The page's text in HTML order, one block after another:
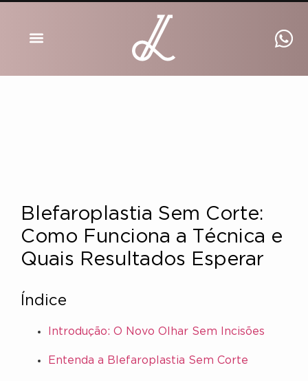
Blefaroplastia Sem Corte:
Como Funciona a Técnica e
Quais Resultados Esperar
Índice
Introdução: O Novo Olhar Sem Incisões
Entenda a Blefaroplastia Sem Corte